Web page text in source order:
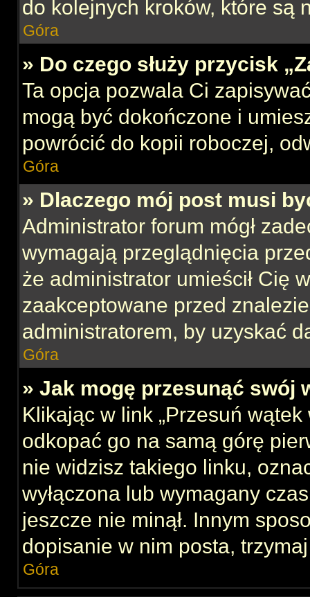
do kolejnych kroków, które są
Góra
» Do czego służy przycisk
Ta opcja pozwala Ci
mogą być dokończone i
powrócić do kopii roboczej,
Góra
» Dlaczego mój post musi
Administrator forum mógł
wymagają przeglądnięcia
że administrator umieścił Cię
zaakceptowane przed
administratorem, by uzyskać
Góra
» Jak mogę przesunąć swój
Klikając w link „Przesuń
odkopać go na samą górę
nie widzisz takiego linku,
wyłączona lub wymagany
jeszcze nie minął. Innym
dopisanie w nim posta,
Góra